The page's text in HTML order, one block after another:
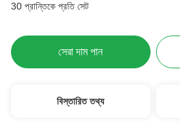
30 প্রান্তিকে প্রতি সেট
সেরা দাম পান
বিস্তারিত তথ্য